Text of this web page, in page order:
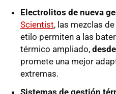
Electrolitos de nueva
Scientist, las mezclas
etilo permiten a las
térmico ampliado,
promete una mejor
extremas.